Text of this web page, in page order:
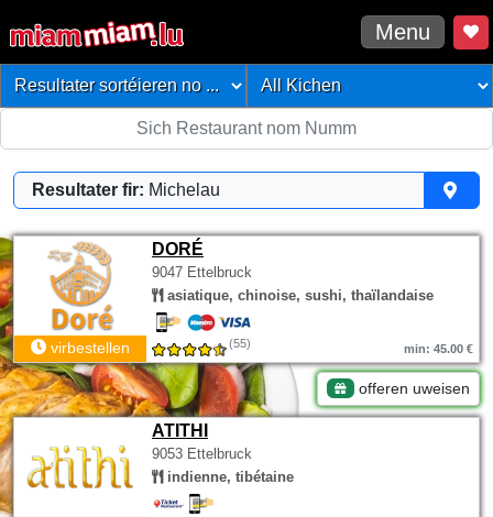
Menu
Resultater fir: Michelau
DORÉ
9047 Ettelbruck
asiatique, chinoise, sushi, thaïlandaise
virbestellen (55) min: 45.00 €
offeren uweisen
ATITHI
9053 Ettelbruck
indienne, tibétaine